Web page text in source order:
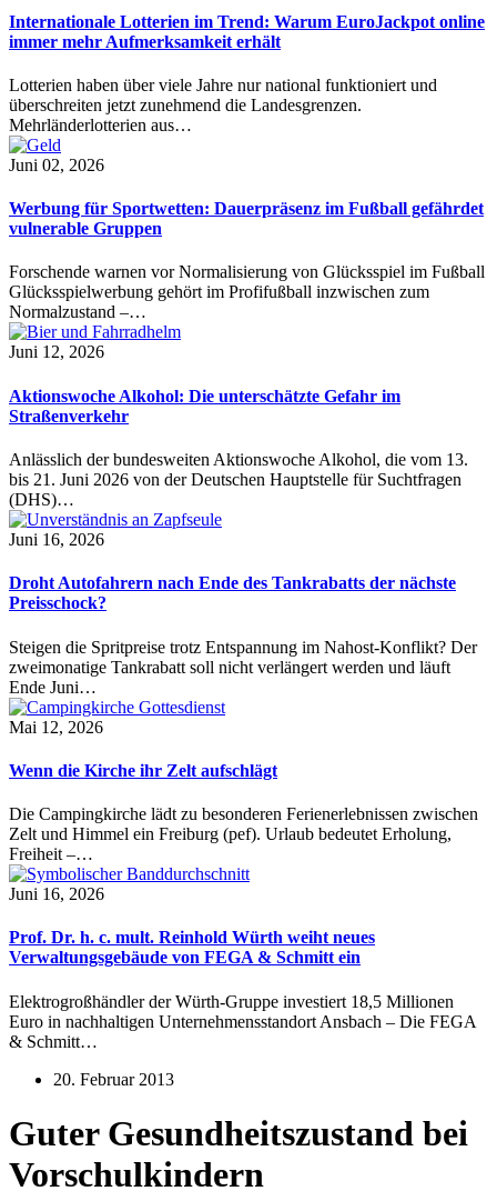
Internationale Lotterien im Trend: Warum EuroJackpot online
immer mehr Aufmerksamkeit erhält
Lotterien haben über viele Jahre nur national funktioniert und
überschreiten jetzt zunehmend die Landesgrenzen.
Mehrländerlotterien aus…
Juni 02, 2026
Werbung für Sportwetten: Dauerpräsenz im Fußball gefährdet
vulnerable Gruppen
Forschende warnen vor Normalisierung von Glücksspiel im Fußball
Glücksspielwerbung gehört im Profifußball inzwischen zum
Normalzustand –…
Juni 12, 2026
Aktionswoche Alkohol: Die unterschätzte Gefahr im
Straßenverkehr
Anlässlich der bundesweiten Aktionswoche Alkohol, die vom 13.
bis 21. Juni 2026 von der Deutschen Hauptstelle für Suchtfragen
(DHS)…
Juni 16, 2026
Droht Autofahrern nach Ende des Tankrabatts der nächste
Preisschock?
Steigen die Spritpreise trotz Entspannung im Nahost-Konflikt? Der
zweimonatige Tankrabatt soll nicht verlängert werden und läuft
Ende Juni…
Mai 12, 2026
Wenn die Kirche ihr Zelt aufschlägt
Die Campingkirche lädt zu besonderen Ferienerlebnissen zwischen
Zelt und Himmel ein Freiburg (pef). Urlaub bedeutet Erholung,
Freiheit –…
Juni 16, 2026
Prof. Dr. h. c. mult. Reinhold Würth weiht neues
Verwaltungsgebäude von FEGA & Schmitt ein
Elektrogroßhändler der Würth-Gruppe investiert 18,5 Millionen
Euro in nachhaltigen Unternehmensstandort Ansbach – Die FEGA
& Schmitt…
20. Februar 2013
Guter Gesundheitszustand bei
Vorschulkindern